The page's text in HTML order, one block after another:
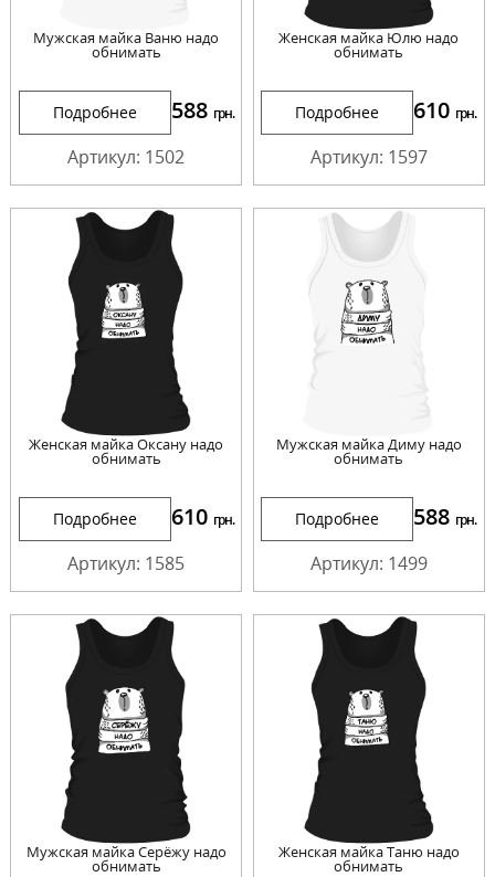
Мужская майка Ваню надо
обнимать
Подробнее 588 грн.
Артикул: 1502
Женская майка Юлю надо
обнимать
Подробнее 610 грн.
Артикул: 1597
Женская майка Оксану надо
обнимать
Подробнее 610 грн.
Артикул: 1585
Мужская майка Диму надо
обнимать
Подробнее 588 грн.
Артикул: 1499
Мужская майка Серёжу надо
обнимать
Женская майка Таню надо
обнимать